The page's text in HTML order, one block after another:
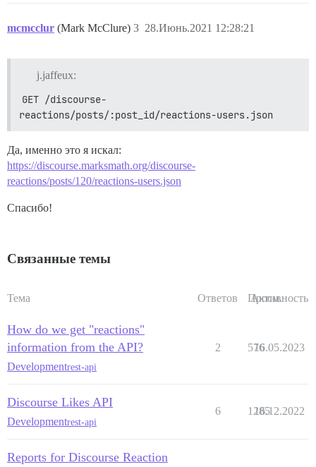
mcmcclur (Mark McClure) 28.Июнь.2021 12:28:21
3
j.jaffeux:
GET /discourse-
reactions/posts/:post_id/reactions-users.json
Да, именно это я искал:
https://discourse.marksmath.org/discourse-
reactions/posts/120/reactions-users.json
Спасибо!
Связанные темы
Тема Ответов Просм.
Активность
How do we get "reactions"
information from the API?
Developmentrest-api
2 576
16.05.2023
Discourse Likes API
Developmentrest-api
6 1285
16.12.2022
Reports for Discourse Reaction